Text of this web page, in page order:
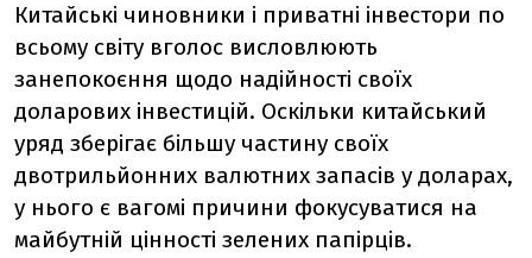
Китайські чиновники і приватні інвестори по
всьому світу вголос висловлюють
занепокоєння щодо надійності своїх
доларових інвестицій. Оскільки китайський
уряд зберігає більшу частину своїх
двотрильйонних валютних запасів у доларах,
у нього є вагомі причини фокусуватися на
майбутній цінності зелених папірців.